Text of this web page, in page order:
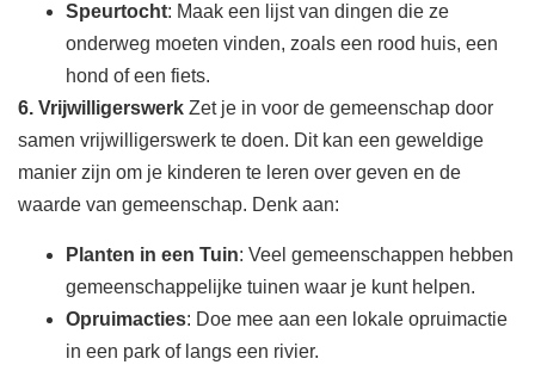
Speurtocht: Maak een lijst van dingen die ze
onderweg moeten vinden, zoals een rood huis, een
hond of een fiets.
6. Vrijwilligerswerk Zet je in voor de gemeenschap door
samen vrijwilligerswerk te doen. Dit kan een geweldige
manier zijn om je kinderen te leren over geven en de
waarde van gemeenschap. Denk aan:
Planten in een Tuin: Veel gemeenschappen hebben
gemeenschappelijke tuinen waar je kunt helpen.
Opruimacties: Doe mee aan een lokale opruimactie
in een park of langs een rivier.